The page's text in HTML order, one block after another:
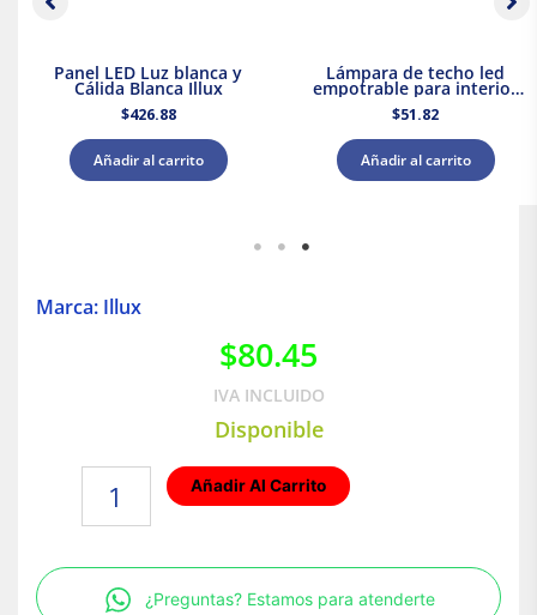
Panel LED Luz blanca y
Cálida Blanca Illux
$426.88
Añadir al carrito
Lámpara de techo led
empotrable para interior
luz cálida 9w Tecnolite
$51.82
Añadir al carrito
Marca: Illux
$80.45
IVA INCLUIDO
Disponible
fria
15W
Añadir Al Carrito
¿Preguntas? Estamos para atenderte